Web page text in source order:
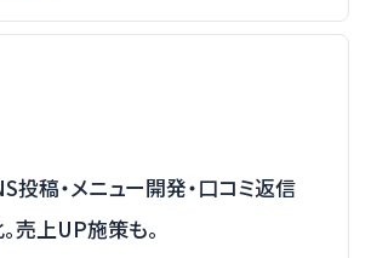
投稿・メニュー開発・口コミ返信
売上UP施策も。